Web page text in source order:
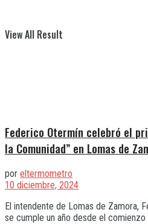
View All Result
Federico Otermín celebró el
la Comunidad” en Lomas de
por eltermometro
10 diciembre, 2024
El intendente de Lomas de Zamora,
se cumple un año desde el comienzo